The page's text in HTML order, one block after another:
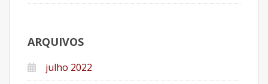
ARQUIVOS
julho 2022